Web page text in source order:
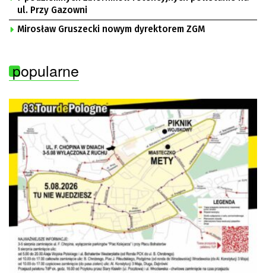
ul. Przy Gazowni
Mirosław Gruszecki nowym dyrektorem ZGM
popularne